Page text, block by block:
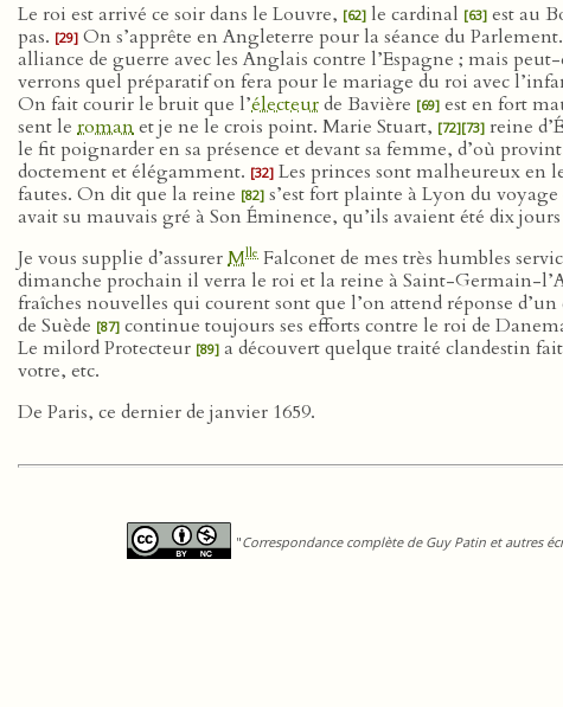
Le roi est arrivé ce soir dans le Louvre, [62] le cardinal [63] est au
pas. [29] On s’apprête en Angleterre pour la séance du Parlement.
alliance de guerre avec les Anglais contre l’Espagne ; mais
verrons quel préparatif on fera pour le mariage du roi avec
On fait courir le bruit que l’électeurde Bavière [69] est en fort
sent le romanet je ne le crois point. Marie Stuart, [72][73] reine
le fit poignarder en sa présence et devant sa femme, d’où
doctement et élégamment. [32] Les princes sont malheureux en
fautes. On dit que la reine [82] s’est fort plainte à Lyon du
avait su mauvais gré à Son Éminence, qu’ils avaient été dix
Je vous supplie d’assurerMlle Falconet de mes très humbles
dimanche prochain il verra le roi et la reine à Saint-Germain-
fraîches nouvelles qui courent sont que l’on attend réponse
de Suède [87] continue toujours ses efforts contre le roi de
Le milord Protecteur [89] a découvert quelque traité clandestin
votre, etc.
De Paris, ce dernier de janvier 1659.
"Correspondance complète de Guy Patin et autres